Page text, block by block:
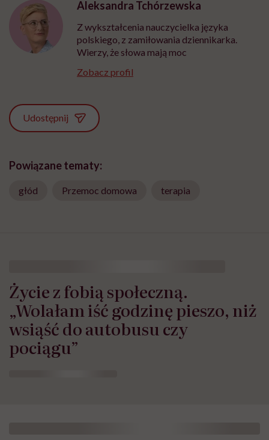
Aleksandra Tchórzewska
Z wykształcenia nauczycielka języka
polskiego, z zamiłowania dziennikarka.
Wierzy, że słowa mają moc
Zobacz profil
Udostępnij
Powiązane tematy:
głód Przemoc domowa terapia
Życie z fobią społeczną.
„Wolałam iść godzinę pieszo, niż
wsiąść do autobusu czy
pociągu”